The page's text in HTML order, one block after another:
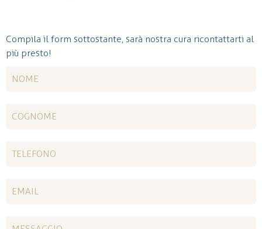
Compila il form sottostante, sarà nostra cura ricontattarti al
più presto!